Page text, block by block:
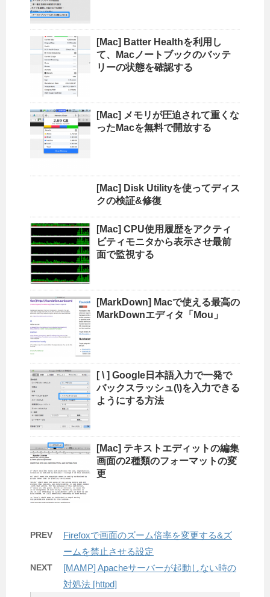
[Mac] Batter Healthを利用し
て、Macノートブックのバッテ
リーの状態を確認する
[Mac] メモリが圧迫されて重くな
ったMacを無料で開放する
[Mac] Disk Utilityを使ってディス
クの検証&修復
[Mac] CPU使用履歴をアクティ
ビティモニタから表示させ最前
面で監視する
[MarkDown] Macで使える最高の
MarkDownエディタ「Mou」
[ \ ] Google日本語入力で一発で
バックスラッシュ(\)を入力できる
ようにする方法
[Mac] テキストエディットの編集
画面の2種類のフォーマットの変
更
PREV
Firefoxで画面のズーム倍率を変更する&ズ
ームを禁止させる設定
NEXT
[MAMP] Apacheサーバーが起動しない時の
対処法 [httpd]